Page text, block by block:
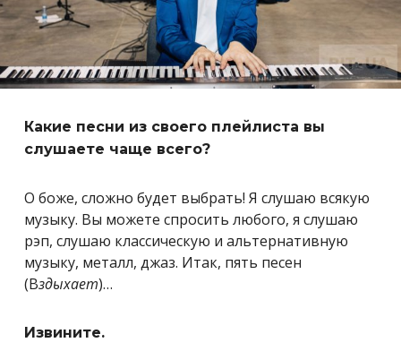
Какие песни из своего плейлиста вы
слушаете чаще всего?
О боже, сложно будет выбрать! Я слушаю всякую
музыку. Вы можете спросить любого, я слушаю
рэп, слушаю классическую и альтернативную
музыку, металл, джаз. Итак, пять песен
(Вздыхает)…
Извините.